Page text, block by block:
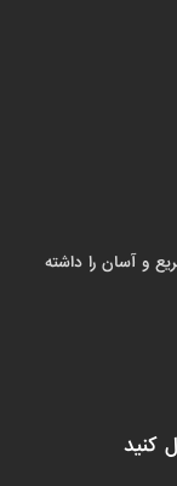
و آسان را داشته
کنید